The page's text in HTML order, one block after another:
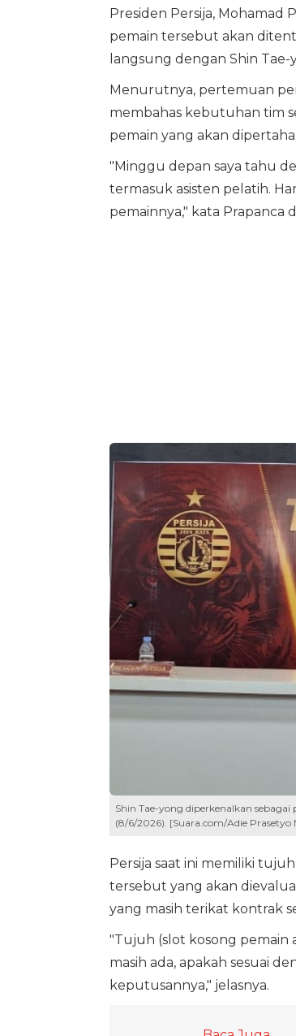
Presiden Persija, Mohamad
pemain tersebut akan
langsung dengan Shin Tae-
Menurutnya, pertemuan
membahas kebutuhan tim
pemain yang akan
"Minggu depan saya tahu
termasuk asisten pelatih.
pemainnya," kata Prapanca
Shin Tae-yong diperkenalkan
(8/6/2026). [Suara.com/Adie Prasetyo
Persija saat ini memiliki
tersebut yang akan
yang masih terikat kontrak
"Tujuh (slot kosong pemain
masih ada, apakah sesuai
keputusannya," jelasnya.